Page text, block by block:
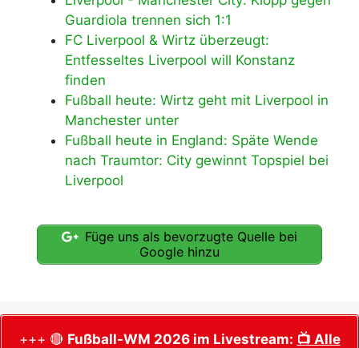
Guardiola trennen sich 1:1
FC Liverpool & Wirtz überzeugt:
Entfesseltes Liverpool will Konstanz
finden
Fußball heute: Wirtz geht mit Liverpool in
Manchester unter
Fußball heute in England: Späte Wende
nach Traumtor: City gewinnt Topspiel bei
Liverpool
Füge uns als bevorzugte Quelle bei
Google hinzu
+++ 🔴 Fußball-WM 2026 im Livestream: 📺 Alle